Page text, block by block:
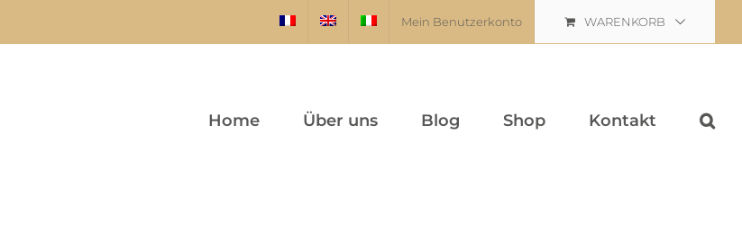
Mein Benutzerkonto WARENKORB
Home Über uns Blog Shop Kontakt